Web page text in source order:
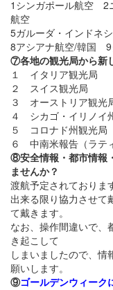
1シンガポール航空
航空
5ガルーダ・インドネ
8アシアナ航空/韓国
⑦各地の観光局から新
１ イタリア観光局
２ スイス観光局
３ オーストリア観光
４ シカゴ・イリノイ
５ コロナド州観光局
６ 中南米報告（ラテ
⑧安全情報・都市情報
ませんか？
渡航予定されておりま
出来る限り協力させて
て戴きます。
なお、操作間違いで、
き起こして
しまいましたので、
願いします。
⑨ゴールデンウィーク